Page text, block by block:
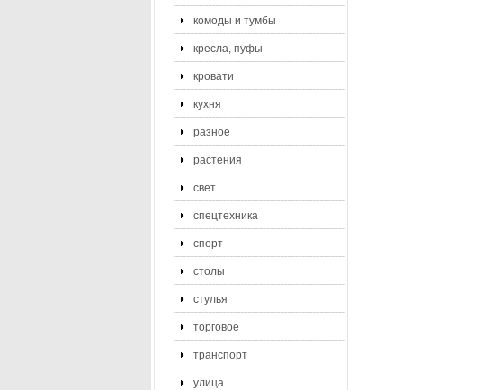
комоды и тумбы
кресла, пуфы
кровати
кухня
разное
растения
свет
спецтехника
спорт
столы
стулья
торговое
транспорт
улица